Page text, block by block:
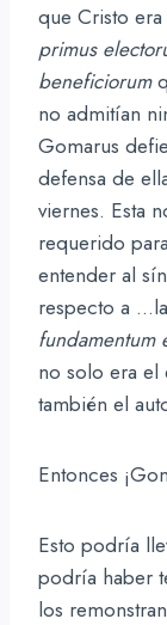
que Cristo era
primus
beneficiorum
no admitían
Gomarus
defensa de
viernes. Esta
requerido
entender al
respecto a
fundamentum
no solo era el
también el
Entonces
Esto podría
podría haber
los